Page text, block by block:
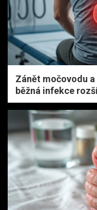
Zánět močovodu
běžná infekce